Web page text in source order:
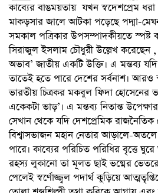
কাব্যের বাঙময়তায় যখন স্বদেশপ্রেম
মাকড়সার জালে আটকা পড়েছে পদ্মা-
সমকাল পত্রিকার উপসম্পাদকীয়তে স্পষ্ট
সিরাজুল ইসলাম চৌধুরী উল্লেখ করেছেন ,
অভাব’ জাতীয় একটি উক্তি। এ মন্তব্য
তাতেই হতে পারে দেশের সর্বনাশ। আরও
ভারতীয় চিত্রকর মকবুল ফিদা হোসেনের
একেকটা ভাড়’। এ মন্তব্য নিতান্ত
সেখান থেকে যদি দেশপ্রেমিক
বিশ্বাসভাজন মহান নেতার আড়ালে-
পারে। কাব্যের পরিচিত পরিধির বৃত্তে
রহস্য লুকানো তা মূলত ছাই ভষ্মের
পেলেই স্বর্ণোজ্জ্বল পদার্থ কুড়িয়ে